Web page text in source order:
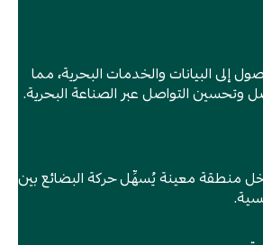
البيانات والخدمات البحرية، مما
وتحسين التواصل عبر الصناعة البحرية.
معينة يُسهِّل حركة البضائع بين